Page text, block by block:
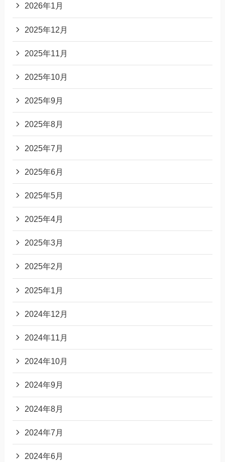
2026年1月
2025年12月
2025年11月
2025年10月
2025年9月
2025年8月
2025年7月
2025年6月
2025年5月
2025年4月
2025年3月
2025年2月
2025年1月
2024年12月
2024年11月
2024年10月
2024年9月
2024年8月
2024年7月
2024年6月